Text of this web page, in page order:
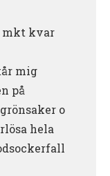
mkt kvar
mig
på
o
hela